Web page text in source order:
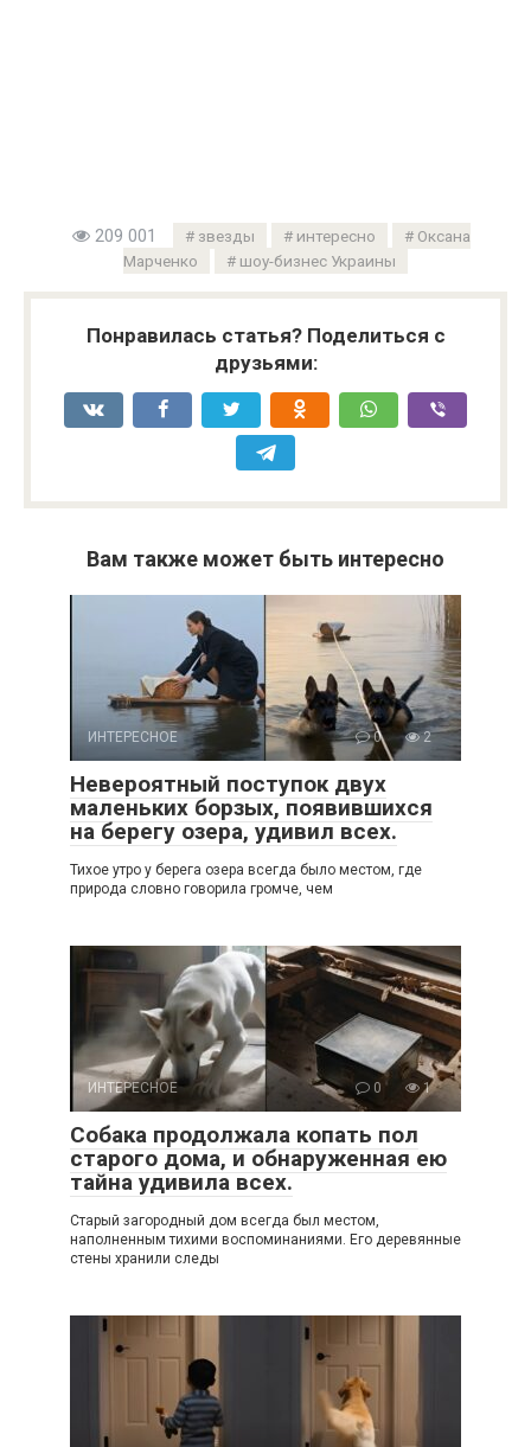
209 001 звезды интересно
Оксана
Марченко
шоу-бизнес Украины
Понравилась статья? Поделиться с
друзьями:
Вам также может быть интересно
ИНТЕРЕСНОЕ 0 2
Невероятный поступок двух
маленьких борзых, появившихся
на берегу озера, удивил всех.
Тихое утро у берега озера всегда было местом, где
природа словно говорила громче, чем
ИНТЕРЕСНОЕ 0 1
Собака продолжала копать пол
старого дома, и обнаруженная ею
тайна удивила всех.
Старый загородный дом всегда был местом,
наполненным тихими воспоминаниями. Его деревянные
стены хранили следы